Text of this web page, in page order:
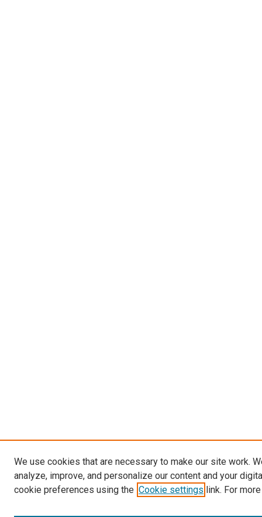
We use cookies that are necessary to make our site work.
analyze, improve, and personalize our content and your
cookie preferences using the Cookie settings link. For